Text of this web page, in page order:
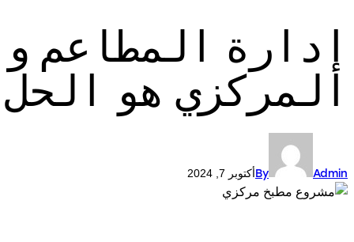
إدارة المطاعم
المركزي هو الحل
By Admin أكتوبر 7, 2024